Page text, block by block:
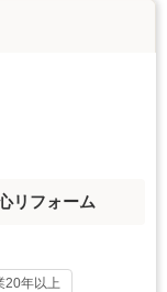
リフォーム
20年以上